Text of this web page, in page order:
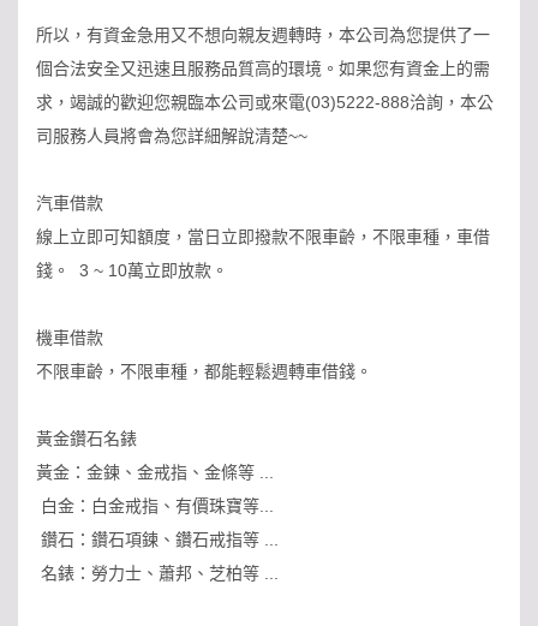
所以，有資金急用又不想向親友週轉時，本公司為您提供了一
個合法安全又迅速且服務品質高的環境。如果您有資金上的需
求，竭誠的歡迎您親臨本公司或來電(03)5222-888洽詢，本公
司服務人員將會為您詳細解說清楚~~
汽車借款
線上立即可知額度，當日立即撥款不限車齡，不限車種，車借
錢。 3 ~ 10萬立即放款。
機車借款
不限車齡，不限車種，都能輕鬆週轉車借錢。
黃金鑽石名錶
黃金：金鍊、金戒指、金條等 ...
白金：白金戒指、有價珠寶等...
鑽石：鑽石項鍊、鑽石戒指等 ...
名錶：勞力士、蕭邦、芝柏等 ...